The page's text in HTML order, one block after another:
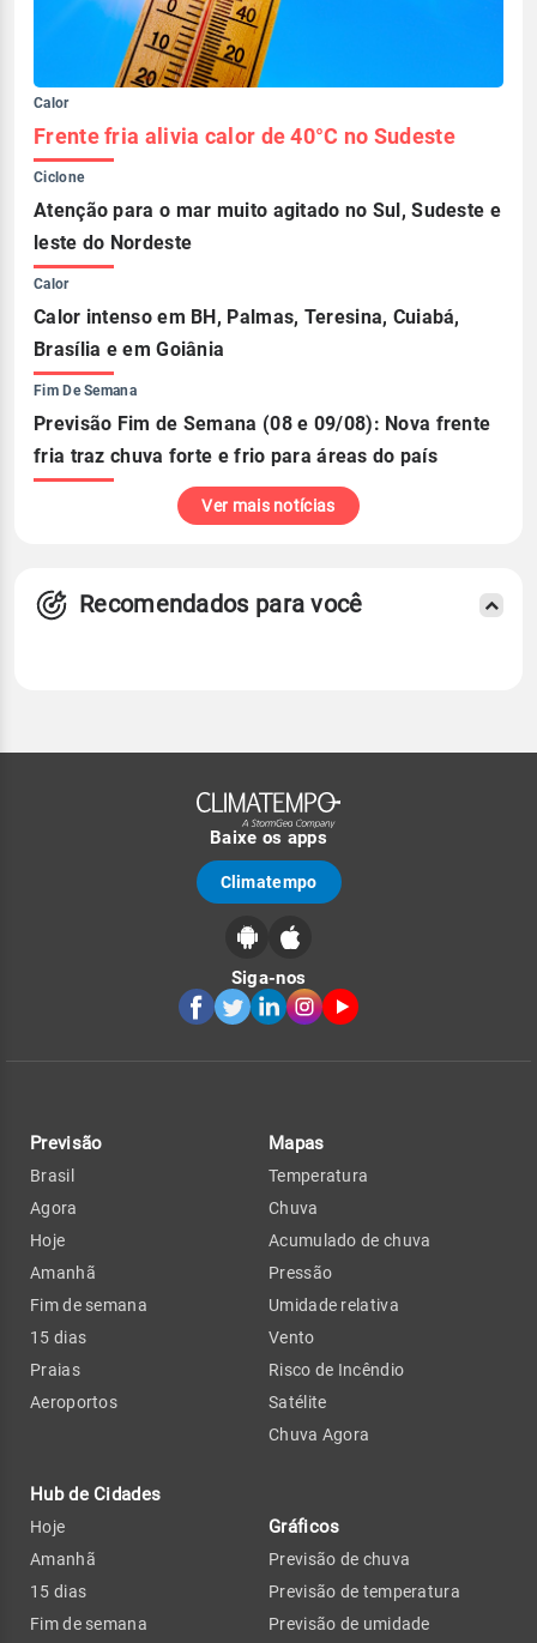
Calor
Frente fria alivia calor de 40°C no Sudeste
Ciclone
Atenção para o mar muito agitado no Sul, Sudeste e
leste do Nordeste
Calor
Calor intenso em BH, Palmas, Teresina, Cuiabá,
Brasília e em Goiânia
Fim De Semana
Previsão Fim de Semana (08 e 09/08): Nova frente
fria traz chuva forte e frio para áreas do país
Ver mais notícias
Recomendados para você
Baixe os apps
Climatempo
Siga-nos
Previsão
Brasil
Agora
Hoje
Amanhã
Fim de semana
15 dias
Praias
Aeroportos
Hub de Cidades
Hoje
Amanhã
15 dias
Fim de semana
Mapas
Temperatura
Chuva
Acumulado de chuva
Pressão
Umidade relativa
Vento
Risco de Incêndio
Satélite
Chuva Agora
Gráficos
Previsão de chuva
Previsão de temperatura
Previsão de umidade